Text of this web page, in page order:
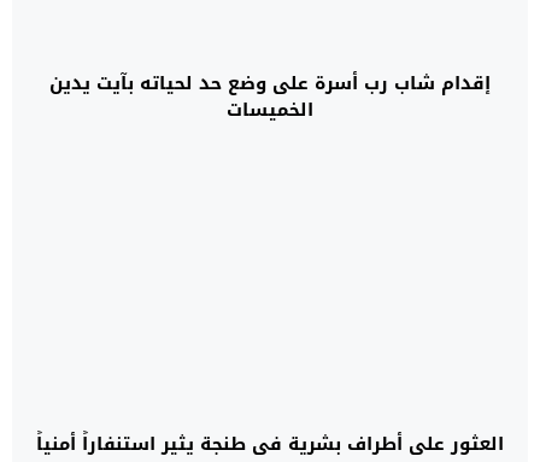
إقدام شاب رب أسرة على وضع حد لحياته بآيت يدين
الخميسات
العثور على أطراف بشرية في طنجة يثير استنفاراً أمنياً